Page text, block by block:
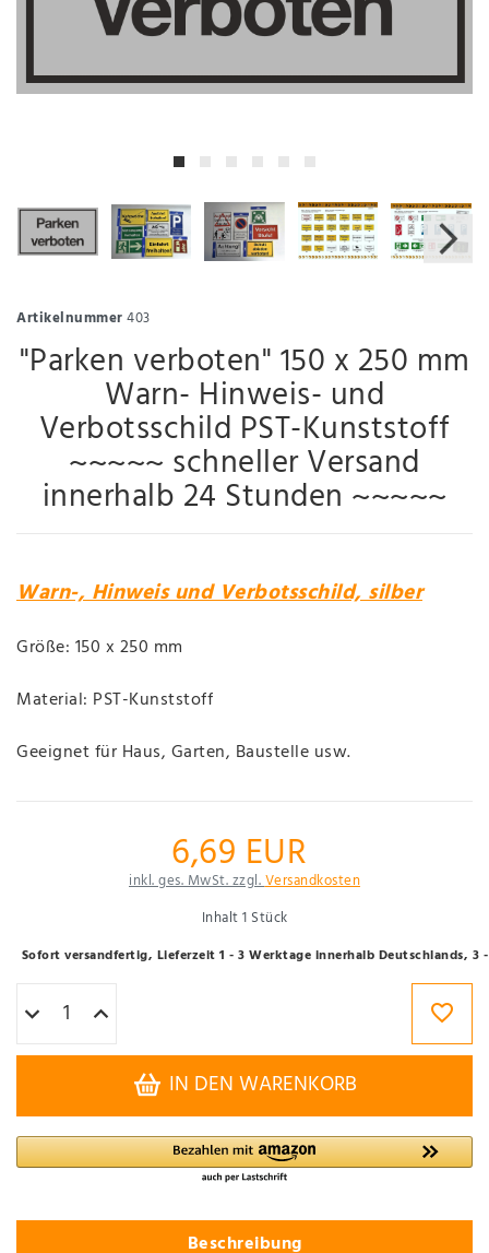
Artikelnummer403
"Parken verboten" 150 x 250 mm
Warn- Hinweis- und
Verbotsschild PST-Kunststoff
~~~~~ schneller Versand
innerhalb 24 Stunden ~~~~~
Warn-, Hinweis und Verbotsschild, silber
Größe: 150 x 250 mm
Material: PST-Kunststoff
Geeignet für Haus, Garten, Baustelle usw.
6,69 EUR
inkl. ges. MwSt. zzgl.Versandkosten
Inhalt1 Stück
Sofort versandfertig, Lieferzeit 1 - 3 Werktage innerhalb Deutschlands, 3
IN DEN WARENKORB
Beschreibung